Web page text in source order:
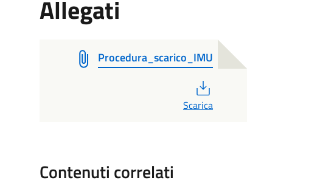
Allegati
Procedura_scarico_IMU
Scarica
Contenuti correlati